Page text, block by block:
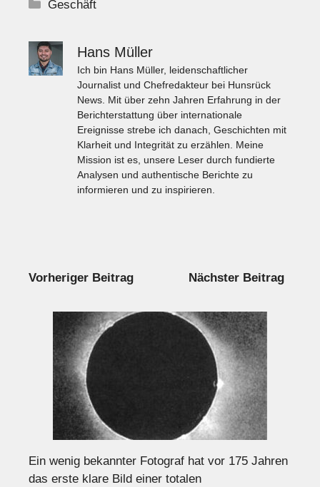
Geschäft
Hans Müller
Ich bin Hans Müller, leidenschaftlicher
Journalist und Chefredakteur bei Hunsrück
News. Mit über zehn Jahren Erfahrung in der
Berichterstattung über internationale
Ereignisse strebe ich danach, Geschichten mit
Klarheit und Integrität zu erzählen. Meine
Mission ist es, unsere Leser durch fundierte
Analysen und authentische Berichte zu
informieren und zu inspirieren.
Vorheriger Beitrag Nächster Beitrag
Ein wenig bekannter Fotograf hat vor 175 Jahren
das erste klare Bild einer totalen